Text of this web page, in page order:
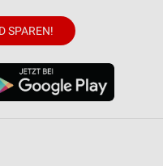
SPAREN!